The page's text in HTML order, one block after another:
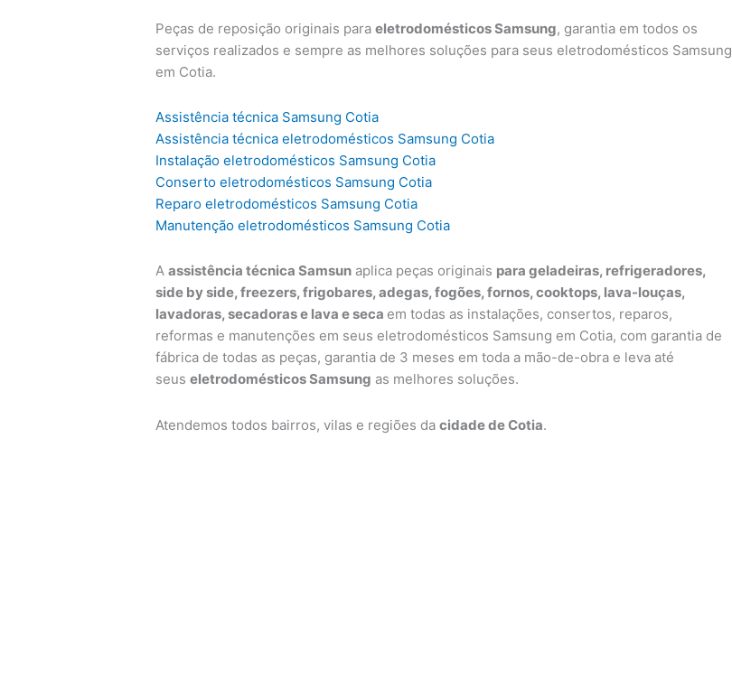
Peças de reposição originais paraeletrodomésticos Samsung, garantia em todos os
serviços realizados e sempre as melhores soluções para seus eletrodomésticos Samsung
em Cotia.
Assistência técnica Samsung Cotia
Assistência técnica eletrodomésticos Samsung Cotia
Instalação eletrodomésticos Samsung Cotia
Conserto eletrodomésticos Samsung Cotia
Reparo eletrodomésticos Samsung Cotia
Manutenção eletrodomésticos Samsung Cotia
Aassistência técnica Samsun aplica peças originais para geladeiras, refrigeradores,
side by side, freezers, frigobares, adegas, fogões, fornos, cooktops, lava-louças,
lavadoras, secadoras e lava e seca em todas as instalações, consertos, reparos,
reformas e manutenções em seus eletrodomésticos Samsung em Cotia, com garantia de
fábrica de todas as peças, garantia de 3 meses em toda a mão-de-obra e leva até
seuseletrodomésticos Samsung as melhores soluções.
Atendemos todos bairros, vilas e regiões dacidade de Cotia.